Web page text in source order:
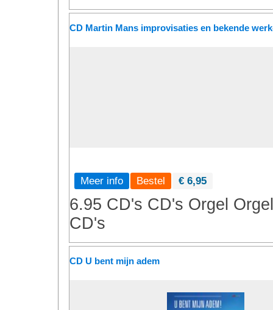
Meer info € 6,95
6.95 CD's CD's Orgel Orgel
CD's
CD U bent mijn adem